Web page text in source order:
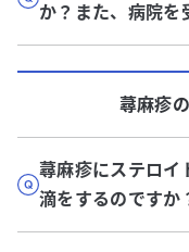
か？また、病院を
蕁麻疹
蕁麻疹にステロイ
滴をするのですか